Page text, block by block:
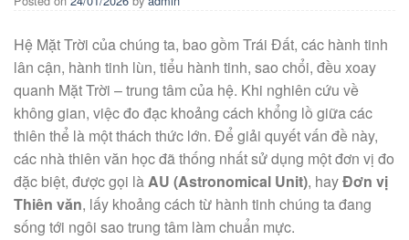
Hệ Mặt Trời của chúng ta, bao gồm Trái Đất, các hành tinh
lân cận, hành tinh lùn, tiểu hành tinh, sao chổi, đều xoay
quanh Mặt Trời – trung tâm của hệ. Khi nghiên cứu về
không gian, việc đo đạc khoảng cách khổng lồ giữa các
thiên thể là một thách thức lớn. Để giải quyết vấn đề này,
các nhà thiên văn học đã thống nhất sử dụng một đơn vị đo
đặc biệt, được gọi làAU (Astronomical Unit), hayĐơn vị
Thiên văn, lấy khoảng cách từ hành tinh chúng ta đang
sống tới ngôi sao trung tâm làm chuẩn mực.